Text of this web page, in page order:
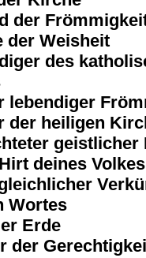
der
der Weisheit
des
lebendiger
der heiligen
geistlicher
deines Volkes
Wortes
Erde
der